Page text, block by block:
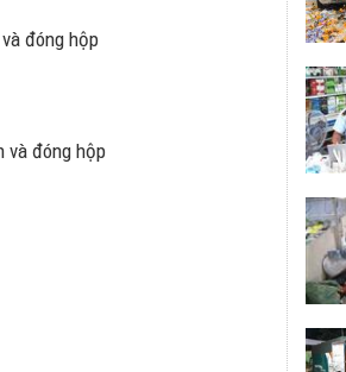
đóng hộp
và đóng hộp